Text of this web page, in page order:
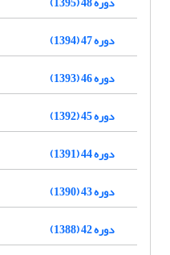
دوره 47 (1394)
دوره 46 (1393)
دوره 45 (1392)
دوره 44 (1391)
دوره 43 (1390)
دوره 42 (1388)